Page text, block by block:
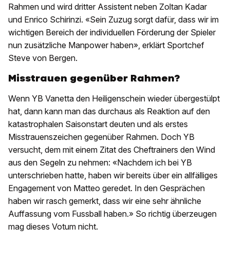
Rahmen und wird dritter Assistent neben Zoltan Kadar
und Enrico Schirinzi. «Sein Zuzug sorgt dafür, dass wir im
wichtigen Bereich der individuellen Förderung der Spieler
nun zusätzliche Manpower haben», erklärt Sportchef
Steve von Bergen.
Misstrauen gegenüber Rahmen?
Wenn YB Vanetta den Heiligenschein wieder übergestülpt
hat, dann kann man das durchaus als Reaktion auf den
katastrophalen Saisonstart deuten und als erstes
Misstrauenszeichen gegenüber Rahmen. Doch YB
versucht, dem mit einem Zitat des Cheftrainers den Wind
aus den Segeln zu nehmen: «Nachdem ich bei YB
unterschrieben hatte, haben wir bereits über ein allfälliges
Engagement von Matteo geredet. In den Gesprächen
haben wir rasch gemerkt, dass wir eine sehr ähnliche
Auffassung vom Fussball haben.» So richtig überzeugen
mag dieses Votum nicht.